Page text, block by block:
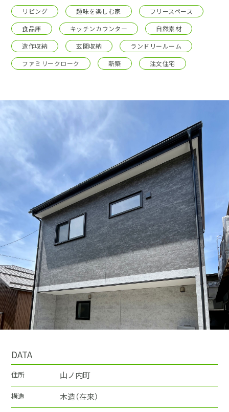
施工事例
採用情報
土地をお探しの方
イベント
ショールーム
リビング 趣味を楽しむ家
フリースペース
食品庫
キッチンカウンター
自然素材
造作収納
玄関収納
ランドリールーム
ファミリークローク
新築 注文住宅
DATA
住所 山ノ内町
構造 木造（在来）